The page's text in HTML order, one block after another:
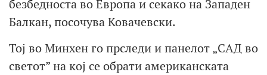
безбедноста во Европа и секако на Западен
Балкан, посочува Ковачевски.
Тој во Минхен го прследи и панелот „САД во
светот” на кој се обрати американската